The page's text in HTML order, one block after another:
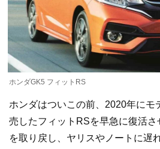
ホンダGK5 フィットRS
ホンダはついこの前、2020年にモ
売したフィットRSを早急に復活
を取り戻し、ヤリスやノートに遅